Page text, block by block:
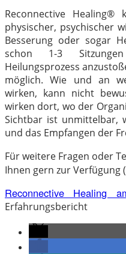
Reconnective
physischer, psychischer
Besserung oder sogar
schon 1-3
Heilungsprozess
möglich. Wie und an
wirken, kann nicht
wirken dort, wo der
Sichtbar ist unmittelbar,
und das Empfangen der
Für weitere Fragen oder
Ihnen gern zur Verfügung
Reconnective Healing
Erfahrungsbericht